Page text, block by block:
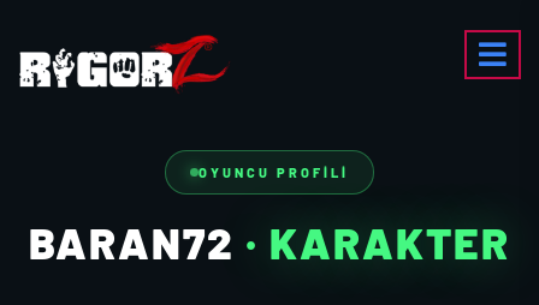
OYUNCU PROFILI
BARAN72 · KARAKTER